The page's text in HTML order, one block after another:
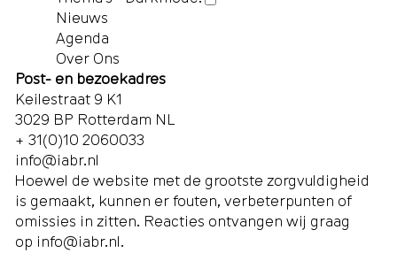
Nieuws
Agenda
Over Ons
Post- en bezoekadres
Keilestraat 9 K1
3029 BP Rotterdam NL
+ 31(0)10 2060033
info@iabr.nl
Hoewel de website met de grootste zorgvuldigheid
is gemaakt, kunnen er fouten, verbeterpunten of
omissies in zitten. Reacties ontvangen wij graag
op info@iabr.nl.